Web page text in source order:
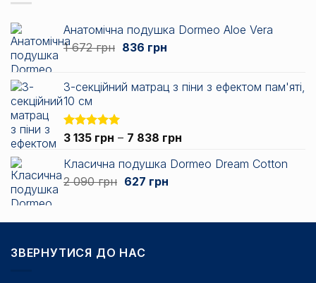
6
Анатомічна подушка Dormeo Aloe Vera
1 672грн Оригінальна
672 грн.
836 грнПоточна
3-секційний матрац з піни з ефектом пам'яті,
10 см
Оцінено в
з 5
3 135 грн – 7 838 грн
від
7
Класична подушка Dormeo Dream Cotton
2 090грн Оригінальна
090 грн.
627 грнПоточна
ЗВЕРНУТИСЯ ДО НАС